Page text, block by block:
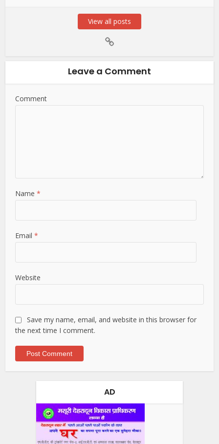
View all posts
Leave a Comment
Comment
Name*
Email*
Website
Save my name, email, and website in this browser for
the next time I comment.
AD